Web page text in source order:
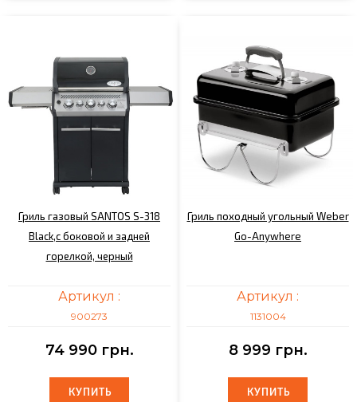
Гриль газовый SANTOS S-318
Black,с боковой и задней
горелкой, черный
Артикул :
900273
74 990 грн.
КУПИТЬ
КУПИТЬ
Гриль походный угольный Weber
Go-Anywhere
Артикул :
1131004
8 999 грн.
КУПИТЬ
КУПИТЬ